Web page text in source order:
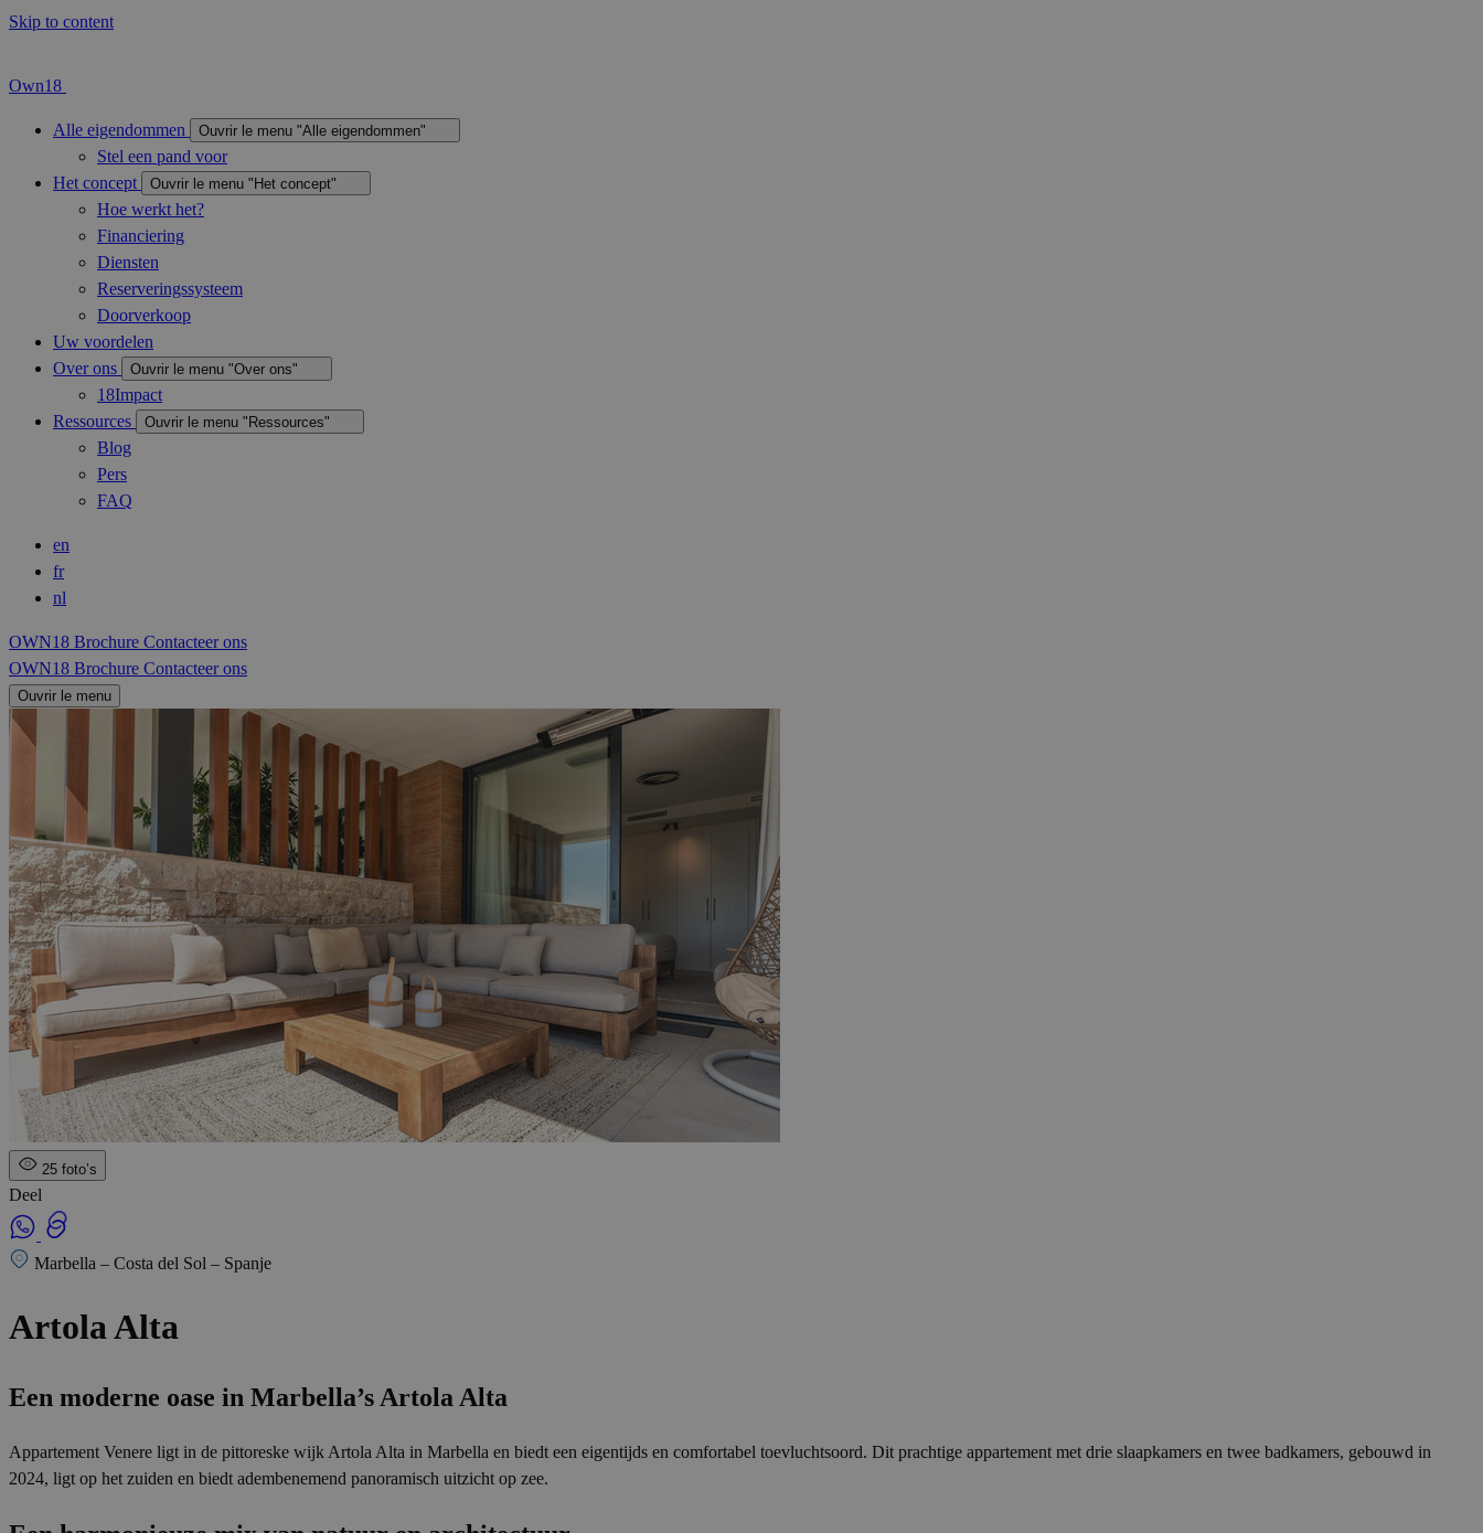
Skip to content
Own18
Alle eigendommen Ouvrir le menu "Alle eigendommen"
Stel een pand voor
Het concept
Ouvrir le menu "Het concept"
Hoe werkt het?
Financiering
Diensten
Reserveringssysteem
Doorverkoop
Uw voordelen
Over ons
Ouvrir le menu "Over ons"
18Impact
Ressources
Ouvrir le menu "Ressources"
Blog
Pers
FAQ
en
fr
nl
OWN18 Brochure Contacteer ons
OWN18 Brochure Contacteer ons
Ouvrir le menu
25 foto’s
Deel
Marbella – Costa del Sol – Spanje
Artola Alta
Een moderne oase in Marbella’s Artola Alta
Appartement Venere ligt in de pittoreske wijk Artola Alta in Marbella en biedt een eigentijds en comfortabel toevluchtsoord. Dit prachtige appartement met drie slaapkamers en twee badkamers, gebouwd in
2024, ligt op het zuiden en biedt adembenemend panoramisch uitzicht op zee.